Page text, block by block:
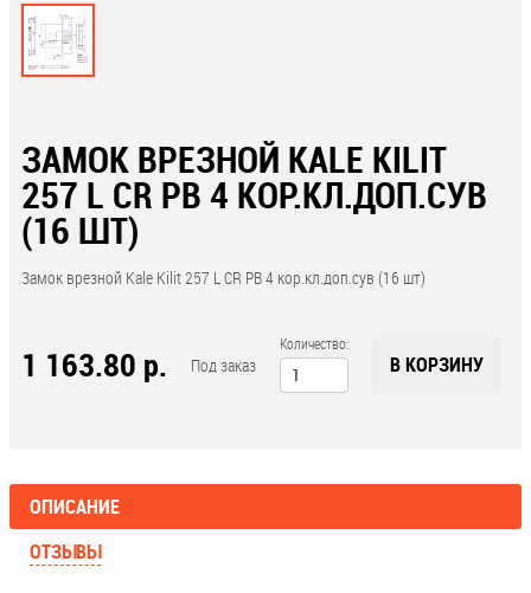
ЗАМОК ВРЕЗНОЙ KALE KILIT
257 L CR PB 4 КОР.КЛ.ДОП.СУВ
(16 ШТ)
Замок врезной Kale Kilit 257 L CR PB 4 кор.кл.доп.сув (16 шт)
1 163.80 р. Под заказ
Количество:
В КОРЗИНУ
ОПИСАНИЕ
ОТЗЫВЫ